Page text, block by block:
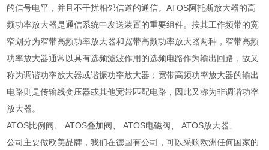
的信号电平，并且不干扰相邻信道的通信。ATOS阿托斯放大器的高
频功率放大器是通信系统中发送装置的重要组件。按其工作频带的宽
窄划分为窄带高频功率放大器和宽带高频功率放大器两种，窄带高频
功率放大器通常以具有选频滤波作用的选频电路作为输出回路，故又
称为调谐功率放大器或谐振功率放大器；宽带高频功率放大器的输出
电路则是传输线变压器或其他宽带匹配电路，因此又称为非调谐功率
放大器。
ATOS比例阀、 ATOS叠加阀、 ATOS电磁阀、 ATOS放大器、
公司主要做欧美品牌，我们在德国有公司，可以采购欧洲任何国家的